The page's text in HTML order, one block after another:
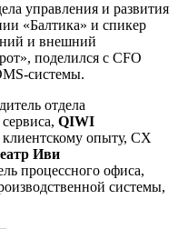
управления и развития
«Балтика» и спикер
и внешний
поделился с CFO
системы.
отдела
QIWI
клиентскому опыту, CX
Иви
процессного офиса,
системы,